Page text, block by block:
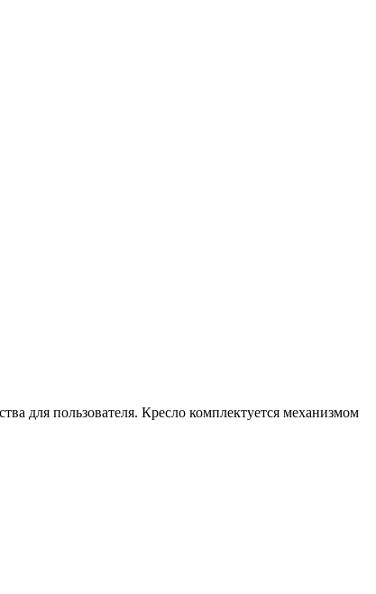
для пользователя. Кресло комплектуется механизмом